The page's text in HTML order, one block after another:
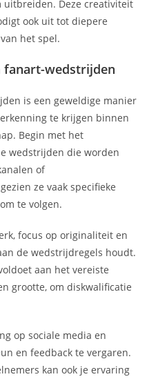
uitbreiden. Deze creativiteit
ook uit tot diepere
het spel.
fanart-wedstrijden
is een geweldige manier
te krijgen binnen
Begin met het
wedstrijden die worden
of
ze vaak specifieke
te volgen.
focus op originaliteit en
de wedstrijdregels houdt.
aan het vereiste
grootte, om diskwalificatie
op sociale media en
en feedback te vergaren.
kan ook je ervaring